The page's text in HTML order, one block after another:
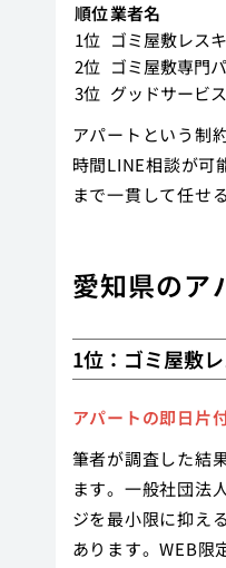
順位業者名
1位 ゴミ屋敷レス
2位 ゴミ屋敷専門
3位 グッドサービス
アパートという制
時間LINE相談が可
まで一貫して任せ
愛知県のア
1位：ゴミ屋敷
アパートの即日片
筆者が調査した結
ます。一般社団法
ジを最小限に抑え
あります。WEB限